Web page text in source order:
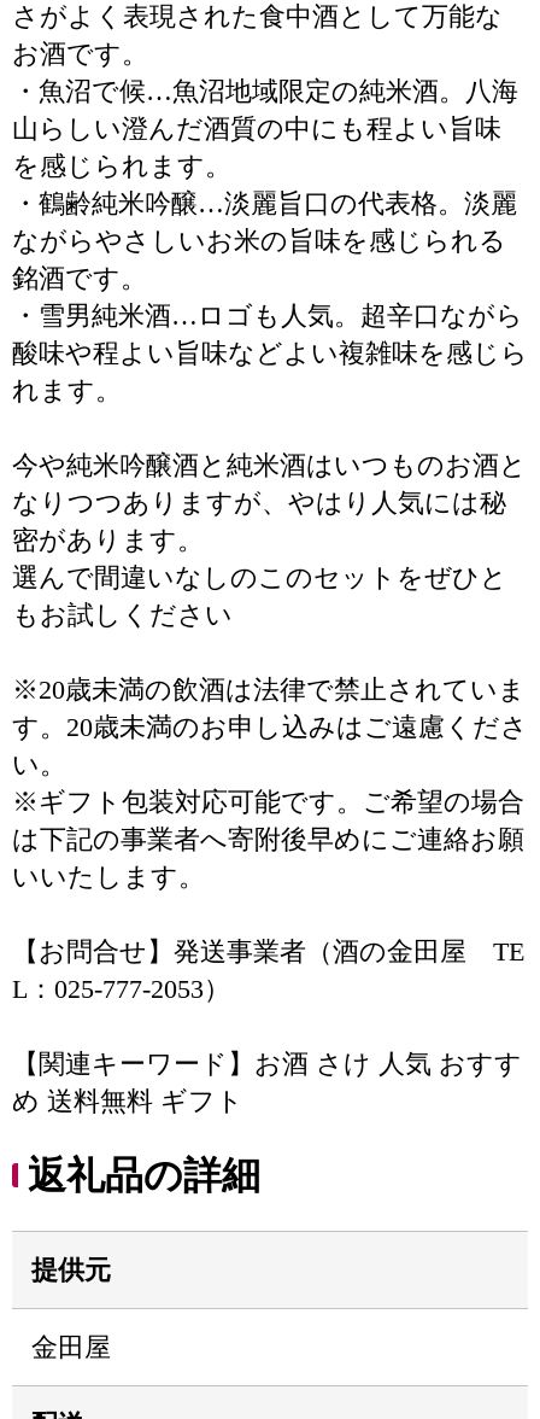
さがよく表現された食中酒として万能な
お酒です。
・魚沼で候…魚沼地域限定の純米酒。八海
山らしい澄んだ酒質の中にも程よい旨味
を感じられます。
・鶴齢純米吟醸…淡麗旨口の代表格。淡麗
ながらやさしいお米の旨味を感じられる
銘酒です。
・雪男純米酒…ロゴも人気。超辛口ながら
酸味や程よい旨味などよい複雑味を感じら
れます。
今や純米吟醸酒と純米酒はいつものお酒と
なりつつありますが、やはり人気には秘
密があります。
選んで間違いなしのこのセットをぜひと
もお試しください
※20歳未満の飲酒は法律で禁止されていま
す。20歳未満のお申し込みはご遠慮くださ
い。
※ギフト包装対応可能です。ご希望の場合
は下記の事業者へ寄附後早めにご連絡お願
いいたします。
【お問合せ】発送事業者（酒の金田屋 TE
L：025-777-2053）
【関連キーワード】お酒 さけ 人気 おすす
め 送料無料 ギフト
返礼品の詳細
提供元
金田屋